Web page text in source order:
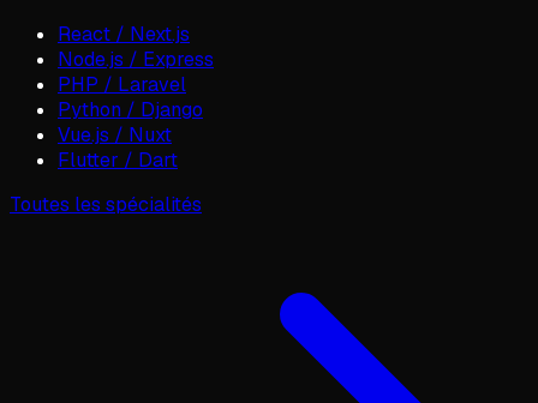
React / Next.js
Node.js / Express
PHP / Laravel
Python / Django
Vue.js / Nuxt
Flutter / Dart
Toutes les spécialités